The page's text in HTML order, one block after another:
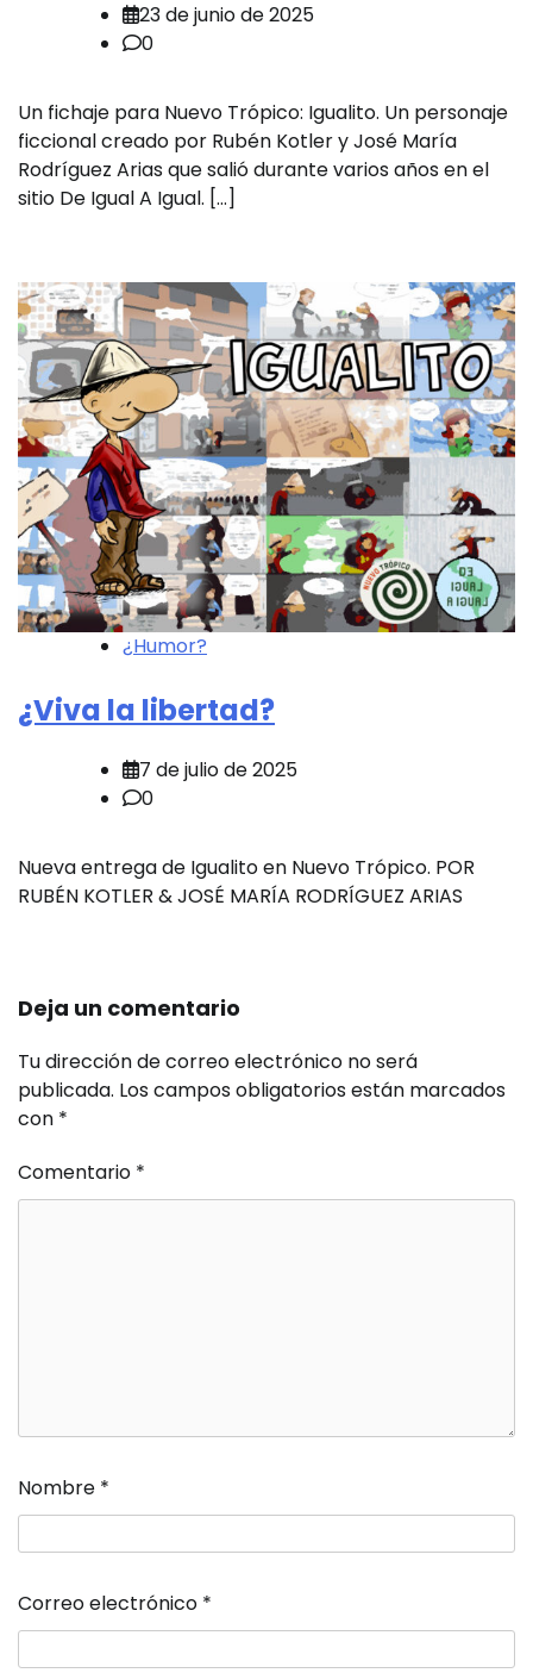
23 de junio de 2025
0
Un fichaje para Nuevo Trópico: Igualito. Un personaje
ficcional creado por Rubén Kotler y José María
Rodríguez Arias que salió durante varios años en el
sitio De Igual A Igual. […]
¿Humor?
¿Viva la libertad?
7 de julio de 2025
0
Nueva entrega de Igualito en Nuevo Trópico. POR
RUBÉN KOTLER & JOSÉ MARÍA RODRÍGUEZ ARIAS
Deja un comentario
Tu dirección de correo electrónico no será
publicada. Los campos obligatorios están marcados
con *
Comentario *
Nombre *
Correo electrónico *